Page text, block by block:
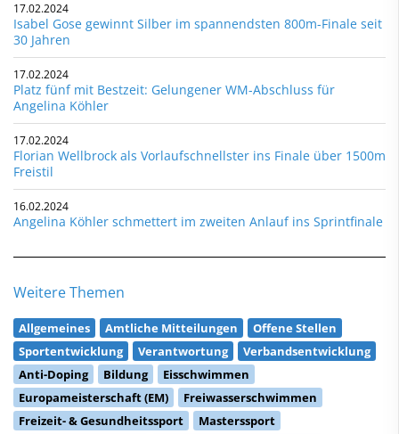
17.02.2024
Isabel Gose gewinnt Silber im spannendsten 800m-Finale seit
30 Jahren
17.02.2024
Platz fünf mit Bestzeit: Gelungener WM-Abschluss für
Angelina Köhler
17.02.2024
Florian Wellbrock als Vorlaufschnellster ins Finale über 1500m
Freistil
16.02.2024
Angelina Köhler schmettert im zweiten Anlauf ins Sprintfinale
Weitere Themen
Allgemeines Amtliche Mitteilungen
Offene Stellen
Sportentwicklung
Verantwortung
Verbandsentwicklung
Anti-Doping
Bildung
Eisschwimmen
Europameisterschaft (EM)
Freiwasserschwimmen
Freizeit- & Gesundheitssport
Masterssport